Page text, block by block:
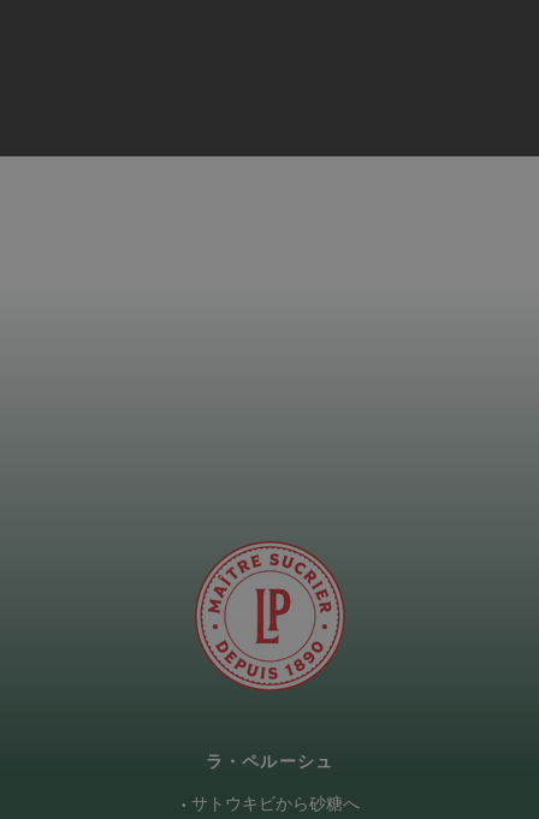
ラ・ペルーシュ
サトウキビから砂糖へ